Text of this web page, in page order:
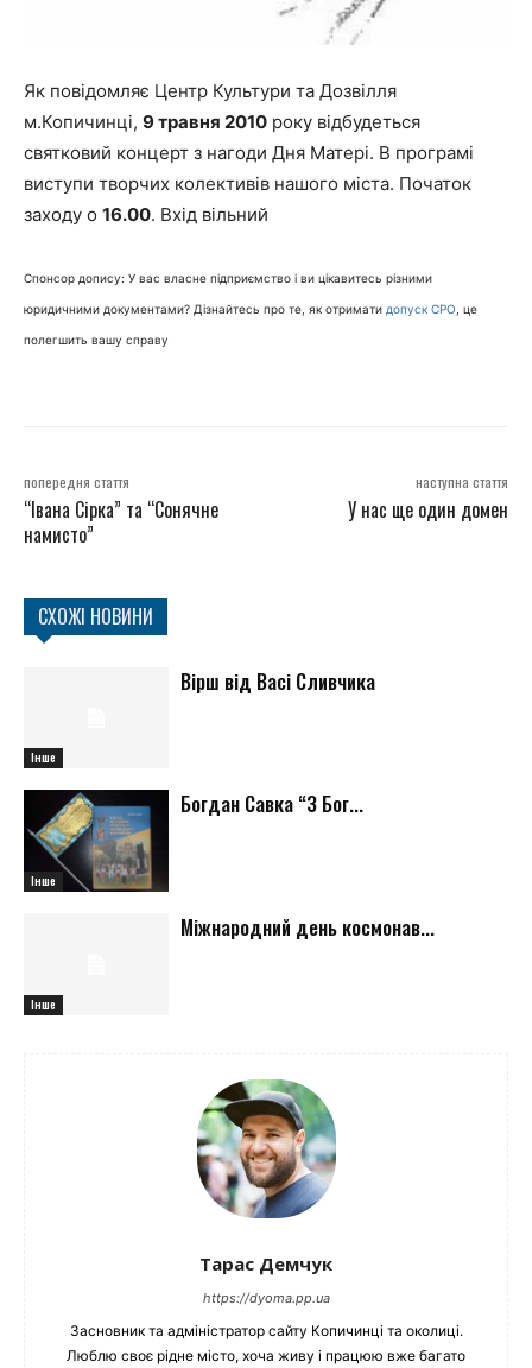
Як повідомляє Центр Культури та Дозвілля
м.Копичинці, 9 травня 2010 року відбудеться
святковий концерт з нагоди Дня Матері. В програмі
виступи творчих колективів нашого міста. Початок
заходу о 16.00. Вхід вільний
Спонсор допису: У вас власне підприємство і ви цікавитесь різними
юридичними документами? Дізнайтесь про те, як отримати допуск СРО , це
полегшить вашу справу
попередня стаття
“Івана Сірка” та “Сонячне
намисто”
наступна стаття
У нас ще один домен
СХОЖІ НОВИНИ
Інше
Вірш від Васі Сливчика
Інше
Богдан Савка “З Бог...
Інше
Міжнародний день космонав...
Тарас Демчук
https://dyoma.pp.ua
Засновник та адміністратор сайту Копичинці та околиці.
Люблю своє рідне місто, хоча живу і працюю вже багато